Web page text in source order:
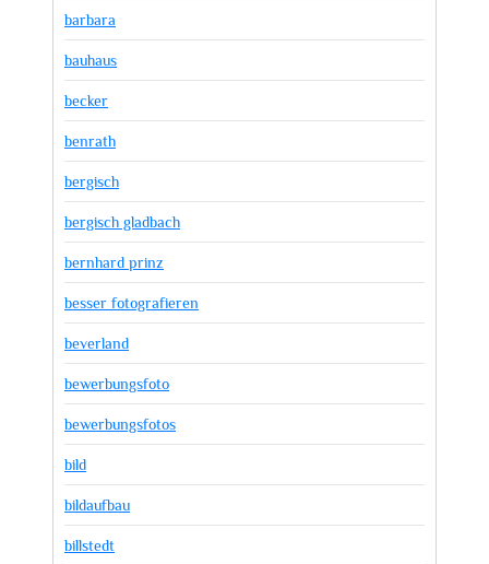
barbara
bauhaus
becker
benrath
bergisch
bergisch gladbach
bernhard prinz
besser fotografieren
beverland
bewerbungsfoto
bewerbungsfotos
bild
bildaufbau
billstedt